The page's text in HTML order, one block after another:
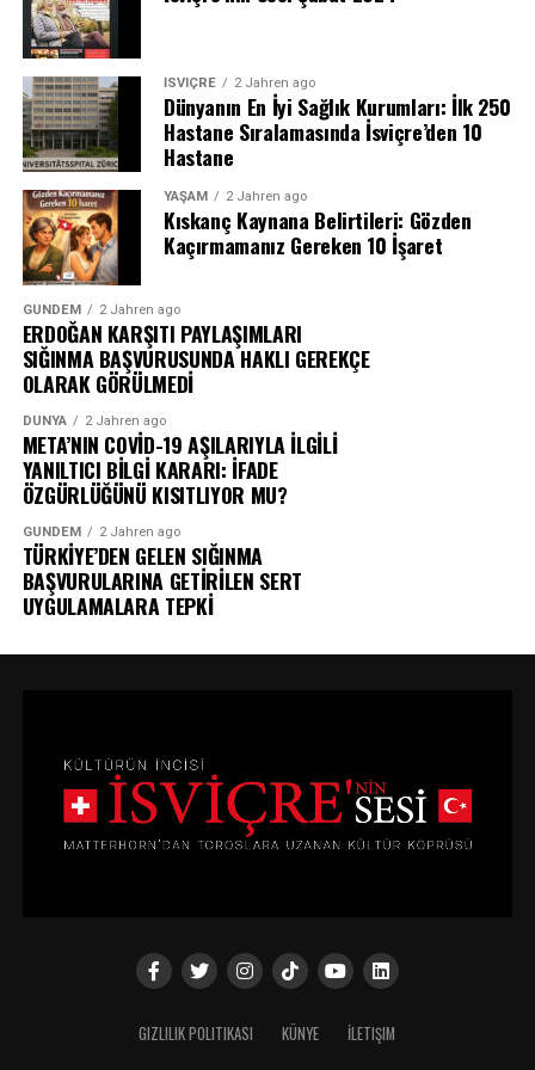
İSVIÇRE 2 Jahren ago
Dünyanın En İyi Sağlık Kurumları: İlk 250
Hastane Sıralamasında İsviçre’den 10
Hastane
YAŞAM 2 Jahren ago
Kıskanç Kaynana Belirtileri: Gözden
Kaçırmamanız Gereken 10 İşaret
GÜNDEM 2 Jahren ago
ERDOĞAN KARŞITI PAYLAŞIMLARI
SIĞINMA BAŞVURUSUNDA HAKLI GEREKÇE
OLARAK GÖRÜLMEDİ
DÜNYA 2 Jahren ago
META’NIN COVİD-19 AŞILARIYLA İLGİLİ
YANILTICI BİLGİ KARARI: İFADE
ÖZGÜRLÜĞÜNÜ KISITLIYOR MU?
GÜNDEM 2 Jahren ago
TÜRKİYE’DEN GELEN SIĞINMA
BAŞVURULARINA GETİRİLEN SERT
UYGULAMALARA TEPKİ
GIZLILIK POLITIKASI KÜNYE İLETIŞIM